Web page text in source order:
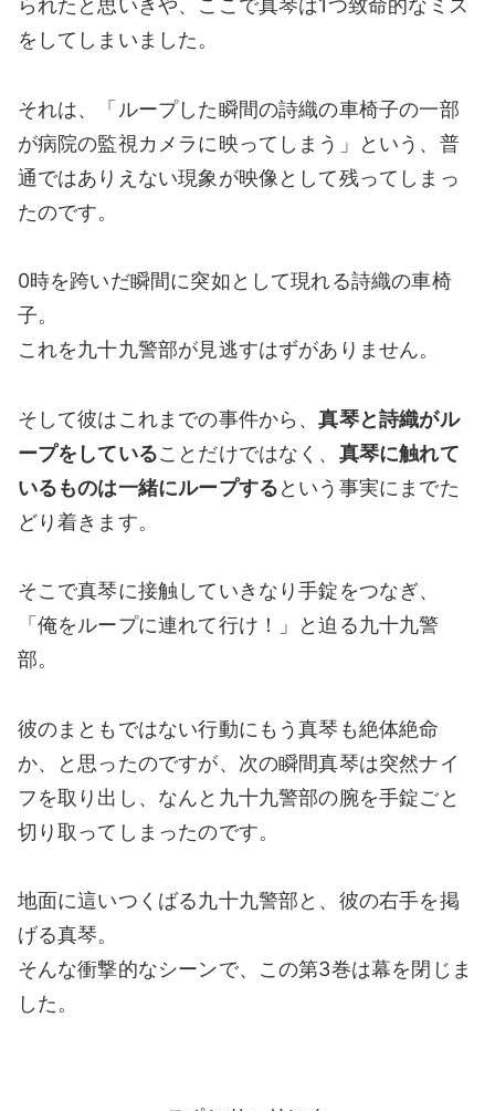
られたと思いきや、ここで真琴は1つ致命的なミス
をしてしまいました。
それは、「ループした瞬間の詩織の車椅子の一部
が病院の監視カメラに映ってしまう」という、普
通ではありえない現象が映像として残ってしまっ
たのです。
0時を跨いだ瞬間に突如として現れる詩織の車椅
子。
これを九十九警部が見逃すはずがありません。
そして彼はこれまでの事件から、真琴と詩織がル
ープをしていることだけではなく、 真琴に触れて
いるものは一緒にループするという事実にまでた
どり着きます。
そこで真琴に接触していきなり手錠をつなぎ、
「俺をループに連れて行け！」と迫る九十九警
部。
彼のまともではない行動にもう真琴も絶体絶命
か、と思ったのですが、次の瞬間真琴は突然ナイ
フを取り出し、なんと九十九警部の腕を手錠ごと
切り取ってしまったのです。
地面に這いつくばる九十九警部と、彼の右手を掲
げる真琴。
そんな衝撃的なシーンで、この第3巻は幕を閉じま
した。